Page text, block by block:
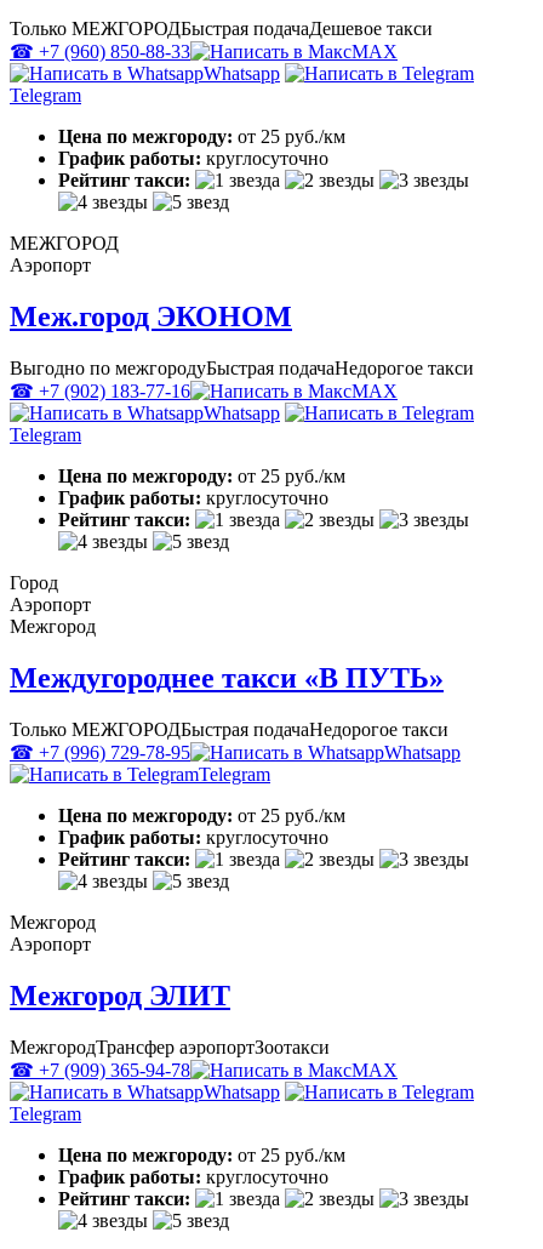
Только МЕЖГОРОДБыстрая подачаДешевое такси
☎ +7 (960) 850-88-33
MAX
Whatsapp
Telegram
Цена по межгороду: от 25 руб./км
График работы: круглосуточно
Рейтинг такси:
МЕЖГОРОД
Аэропорт
Меж.город ЭКОНОМ
Выгодно по межгородуБыстрая подачаНедорогое такси
☎ +7 (902) 183-77-16
MAX
Whatsapp
Telegram
Цена по межгороду: от 25 руб./км
График работы: круглосуточно
Рейтинг такси:
Город
Аэропорт
Межгород
Междугороднее такси «В ПУТЬ»
Только МЕЖГОРОДБыстрая подачаНедорогое такси
☎ +7 (996) 729-78-95
Whatsapp
Telegram
Цена по межгороду: от 25 руб./км
График работы: круглосуточно
Рейтинг такси:
Межгород
Аэропорт
Межгород ЭЛИТ
МежгородТрансфер аэропортЗоотакси
☎ +7 (909) 365-94-78
MAX
Whatsapp
Telegram
Цена по межгороду: от 25 руб./км
График работы: круглосуточно
Рейтинг такси: